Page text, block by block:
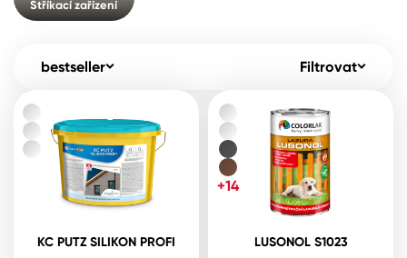
Stříkací zařízení
bestseller Filtrovat
KC PUTZ SILIKON PROFI LUSONOL S1023
+14